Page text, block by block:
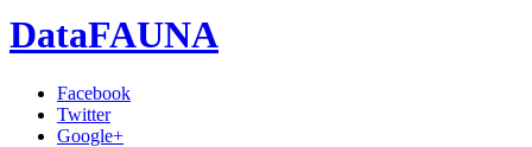
DataFAUNA
Facebook
Twitter
Google+